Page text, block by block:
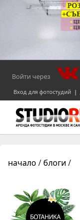
Войти через
Вход для фотостудий |
начало / блоги /